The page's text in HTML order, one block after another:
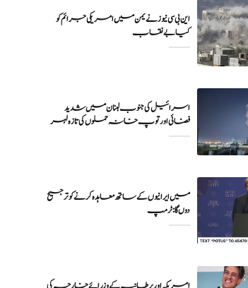
این بی سی نیوز نے یمن میں امریکی جرائم کو
اسرائیل کی جنوب لبنان میں شدید
فضائی اور توپ خانہ حملوں کی تازہ لہر
میں ایرانیوں کے ساتھ معاہدہ کرنے کو ترجیح
دوں گا : ٹرمپ